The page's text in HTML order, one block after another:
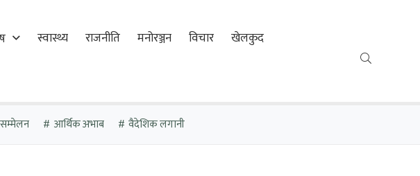
स्वास्थ्य राजनीति मनोरञ्जन विचार खेलकुद
आर्थिक अभाब वैदेशिक लगानी